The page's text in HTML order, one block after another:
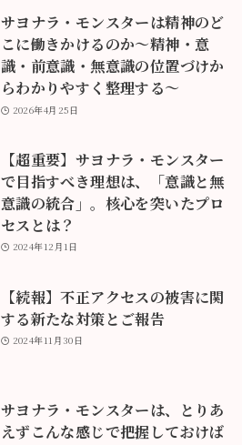
サヨナラ・モンスターは精神のど
こに働きかけるのか〜精神・意
識・前意識・無意識の位置づけか
らわかりやすく整理する〜
2026年4月25日
【超重要】サヨナラ・モンスター
で目指すべき理想は、「意識と無
意識の統合」。核心を突いたプロ
セスとは？
2024年12月1日
【続報】不正アクセスの被害に関
する新たな対策とご報告
2024年11月30日
サヨナラ・モンスターは、とりあ
えずこんな感じで把握しておけば